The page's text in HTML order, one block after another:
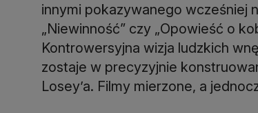
innymi pokazywanego wcześniej
„Niewinność” czy „Opowieść o
Kontrowersyjna wizja ludzkich
zostaje w precyzyjnie
Losey’a. Filmy mierzone, a